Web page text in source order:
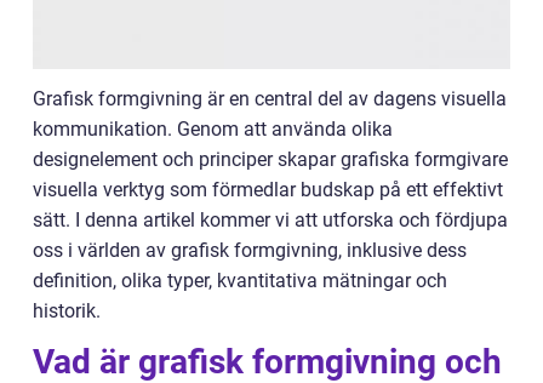
Grafisk formgivning är en central del av dagens visuella
kommunikation. Genom att använda olika
designelement och principer skapar grafiska formgivare
visuella verktyg som förmedlar budskap på ett effektivt
sätt. I denna artikel kommer vi att utforska och fördjupa
oss i världen av grafisk formgivning, inklusive dess
definition, olika typer, kvantitativa mätningar och
historik.
Vad är grafisk formgivning och